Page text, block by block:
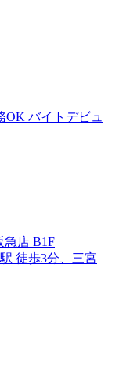
OK バイトデビュ
急店 B1F
徒歩3分、三宮